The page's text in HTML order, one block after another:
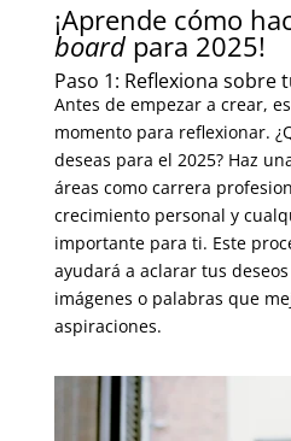
¡Aprende cómo
boardpara 2025!
Paso 1: Reflexiona sobre
Antes de empezar a crear,
momento para reflexionar.
deseas para el 2025? Haz
áreas como carrera
crecimiento personal y
importante para ti. Este
ayudará a aclarar tus
imágenes o palabras que
aspiraciones.